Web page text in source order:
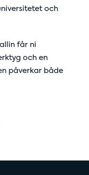
och
får ni
och en
påverkar både